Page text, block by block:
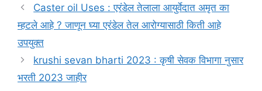
Caster oil Uses : एरंडेल तेलाला आयुर्वेदात अमृत का
म्हटले आहे ? जाणून घ्या एरंडेल तेल आरोग्यासाठी किती आहे
उपयुक्त
krushi sevan bharti 2023 : कृषी सेवक विभागा नुसार
भरती 2023 जाहीर